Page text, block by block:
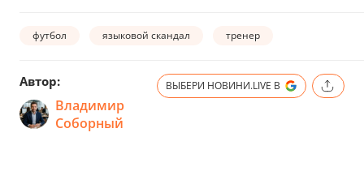
футбол языковой скандал тренер
Автор:
Владимир
Соборный
ВЫБЕРИ НОВИНИ.LIVE В